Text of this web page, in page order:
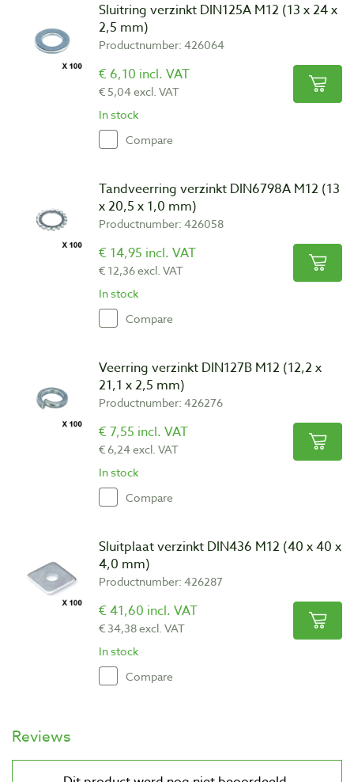
Sluitring verzinkt DIN125A M12 (13 x 24 x
2,5 mm)
Productnumber: 426064
€ 6,10 incl. VAT
€ 5,04 excl. VAT
In stock
Compare
Tandveerring verzinkt DIN6798A M12 (13
x 20,5 x 1,0 mm)
Productnumber: 426058
€ 14,95 incl. VAT
€ 12,36 excl. VAT
In stock
Compare
Veerring verzinkt DIN127B M12 (12,2 x
21,1 x 2,5 mm)
Productnumber: 426276
€ 7,55 incl. VAT
€ 6,24 excl. VAT
In stock
Compare
Sluitplaat verzinkt DIN436 M12 (40 x 40 x
4,0 mm)
Productnumber: 426287
€ 41,60 incl. VAT
€ 34,38 excl. VAT
In stock
Compare
Reviews